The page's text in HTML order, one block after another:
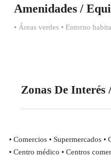
Amenidades /
• Áreas verdes • Entorno
Zonas De Interés
• Comercios • Supermercados •
• Centro médico • Centros